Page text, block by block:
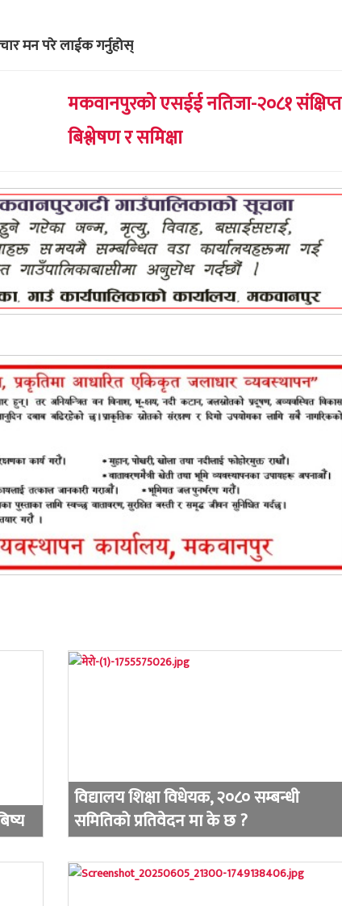
मन परे लाईक गर्नुहोस्
मकवानपुरको एसईई नतिजा-२०८१ संक्षिप्त
बिश्लेषण र समिक्षा
विद्यालय शिक्षा विधेयक, २०८० सम्बन्धी
समितिको प्रतिवेदन मा के छ ?